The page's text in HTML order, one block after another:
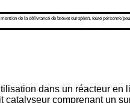
de la délivrance de brevet européen, toute
dans un réacteur
comprenant un